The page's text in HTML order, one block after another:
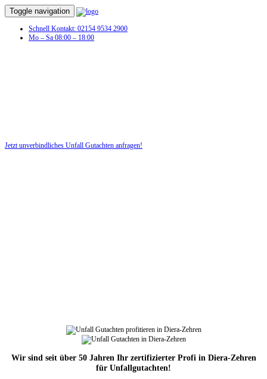
Toggle navigation
Schnell Kontakt: 02154 9534 2900
Mo – Sa 08:00 – 18:00
Jetzt unverbindliches Unfall Gutachten anfragen!
Wir sind seit über 50 Jahren Ihr zertifizierter Profi in Diera-Zehren
für Unfallgutachten!